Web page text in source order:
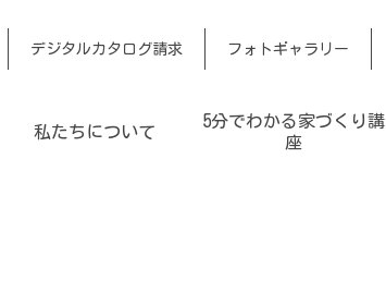
デジタルカタログ請求 フォトギャラリー
私たちについて
5分でわかる家づくり講
座